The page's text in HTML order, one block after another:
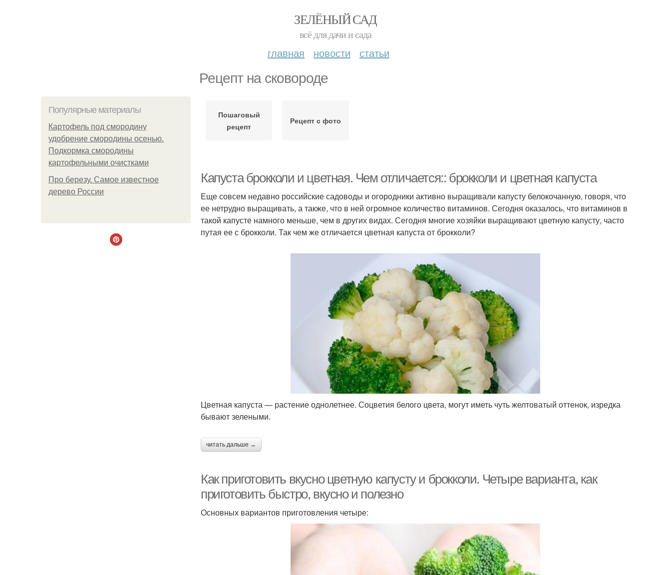
ЗЕЛЁНЫЙ САД
всё для дачи и сада
главная новости статьи
Рецепт на сковороде
Популярные материалы
Картофель под смородину
удобрение смородины осенью.
Подкормка смородины
картофельными очистками
Про березу. Самое известное
дерево России
Пошаговый
рецепт
Рецепт с фото
Капуста брокколи и цветная. Чем отличается:: брокколи и цветная капуста
Еще совсем недавно российские садоводы и огородники активно выращивали капусту белокочанную, говоря, что
ее нетрудно выращивать, а также, что в ней огромное количество витаминов. Сегодня оказалось, что витаминов в
такой капусте намного меньше, чем в других видах. Сегодня многие хозяйки выращивают цветную капусту, часто
путая ее с брокколи. Так чем же отличается цветная капуста от брокколи?
Цветная капуста — растение однолетнее. Соцветия белого цвета, могут иметь чуть желтоватый оттенок, изредка
бывают зелеными.
читать дальше →
Как приготовить вкусно цветную капусту и брокколи. Четыре варианта, как
приготовить быстро, вкусно и полезно
Основных вариантов приготовления четыре: